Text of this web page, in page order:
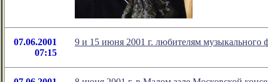
07.06.2001
07:15
9 и 15 июня 2001 г. любителям музыкального